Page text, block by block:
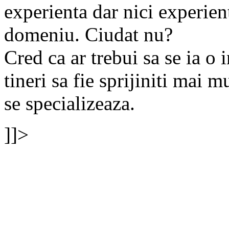
experienta dar nici
domeniu. Ciudat nu?
Cred ca ar trebui sa se ia
tineri sa fie sprijiniti mai
se specializeaza.
]]>